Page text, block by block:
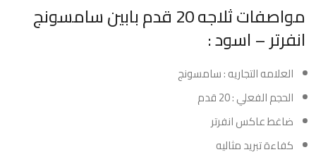
مواصفات ثلاجه 20 قدم بابين سامسونج
انفرتر – اسود :
العلامه التجاريه : سامسونج
الحجم الفعلي : 20 قدم
ضاغط عاكس انفرتر
كفاءة تبريد مثاليه